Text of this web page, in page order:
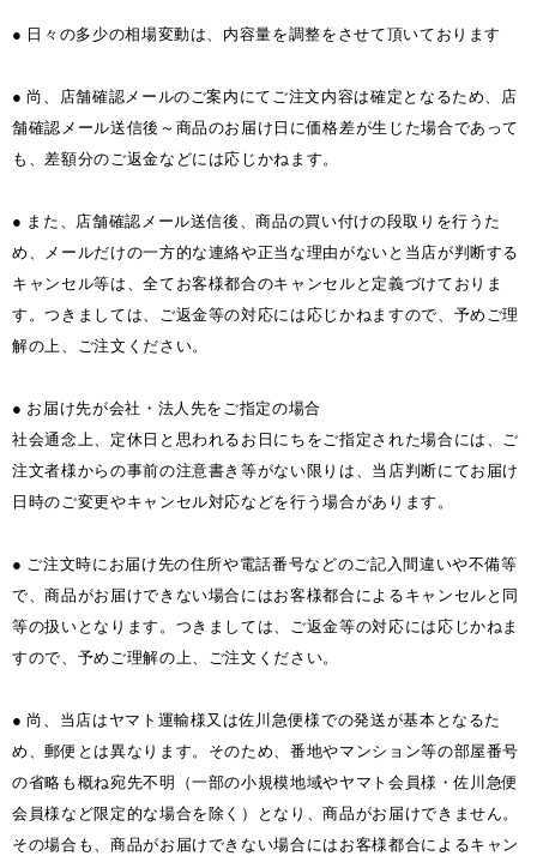
● 日々の多少の相場変動は、内容量を調整をさせて頂いております
● 尚、店舗確認メールのご案内にてご注文内容は確定となるため、店
舗確認メール送信後～商品のお届け日に価格差が生じた場合であって
も、差額分のご返金などには応じかねます。
● また、店舗確認メール送信後、商品の買い付けの段取りを行うた
め、メールだけの一方的な連絡や正当な理由がないと当店が判断する
キャンセル等は、全てお客様都合のキャンセルと定義づけておりま
す。つきましては、ご返金等の対応には応じかねますので、予めご理
解の上、ご注文ください。
● お届け先が会社・法人先をご指定の場合
社会通念上、定休日と思われるお日にちをご指定された場合には、ご
注文者様からの事前の注意書き等がない限りは、当店判断にてお届け
日時のご変更やキャンセル対応などを行う場合があります。
● ご注文時にお届け先の住所や電話番号などのご記入間違いや不備等
で、商品がお届けできない場合にはお客様都合によるキャンセルと同
等の扱いとなります。つきましては、ご返金等の対応には応じかねま
すので、予めご理解の上、ご注文ください。
● 尚、当店はヤマト運輸様又は佐川急便様での発送が基本となるた
め、郵便とは異なります。そのため、番地やマンション等の部屋番号
の省略も概ね宛先不明（一部の小規模地域やヤマト会員様・佐川急便
会員様など限定的な場合を除く）となり、商品がお届けできません。
その場合も、商品がお届けできない場合にはお客様都合によるキャン